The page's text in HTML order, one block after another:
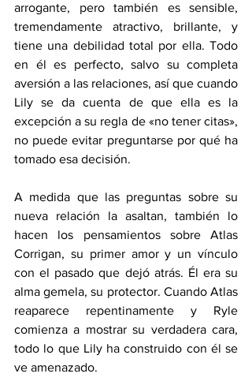
arrogante, pero también es sensible,
tremendamente atractivo, brillante, y
tiene una debilidad total por ella. Todo
en él es perfecto, salvo su completa
aversión a las relaciones, así que cuando
Lily se da cuenta de que ella es la
excepción a su regla de «no tener citas»,
no puede evitar preguntarse por qué ha
tomado esa decisión.
A medida que las preguntas sobre su
nueva relación la asaltan, también lo
hacen los pensamientos sobre Atlas
Corrigan, su primer amor y un vínculo
con el pasado que dejó atrás. Él era su
alma gemela, su protector. Cuando Atlas
reaparece repentinamente y Ryle
comienza a mostrar su verdadera cara,
todo lo que Lily ha construido con él se
ve amenazado.